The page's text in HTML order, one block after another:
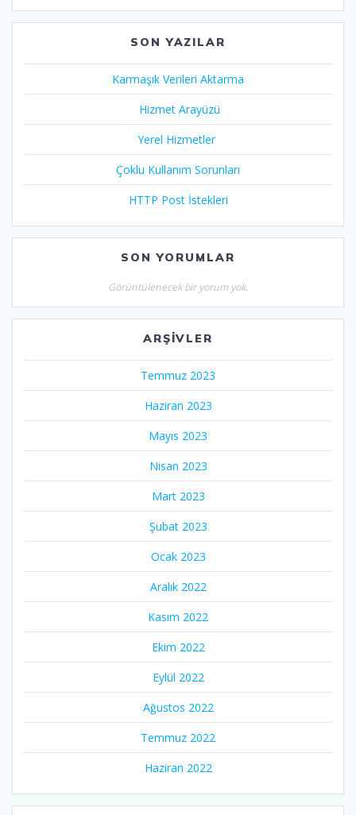
SON YAZILAR
Karmaşık Verileri Aktarma
Hizmet Arayüzü
Yerel Hizmetler
Çoklu Kullanım Sorunları
HTTP Post İstekleri
SON YORUMLAR
Görüntülenecek bir yorum yok.
ARŞIVLER
Temmuz 2023
Haziran 2023
Mayıs 2023
Nisan 2023
Mart 2023
Şubat 2023
Ocak 2023
Aralık 2022
Kasım 2022
Ekim 2022
Eylül 2022
Ağustos 2022
Temmuz 2022
Haziran 2022